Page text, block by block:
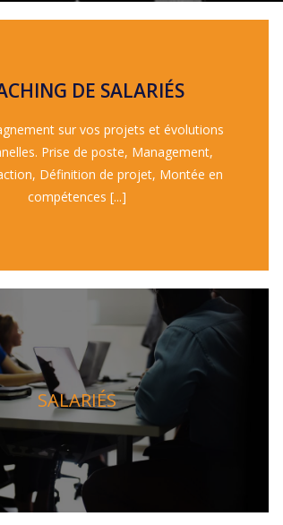
DE SALARIÉS
sur vos projets et évolutions
Prise de poste, Management,
Définition de projet, Montée en
compétences [...]
TALENTS
- Bilan professionnel - M.B.T.I -
de projet - Montée en compétences -
- Management
SALARIÉS